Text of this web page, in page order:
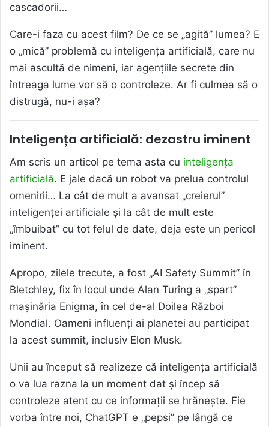
cascadorii…
Care-i faza cu acest film? De ce se „agită” lumea? E
o „mică” problemă cu inteligența artificială, care nu
mai ascultă de nimeni, iar agențiile secrete din
întreaga lume vor să o controleze. Ar fi culmea să o
distrugă, nu-i așa?
Inteligența artificială: dezastru iminent
Am scris un articol pe tema asta cu inteligența
artificială. E jale dacă un robot va prelua controlul
omenirii… La cât de mult a avansat „creierul”
inteligenței artificiale și la cât de mult este
„îmbuibat” cu tot felul de date, deja este un pericol
iminent.
Apropo, zilele trecute, a fost „AI Safety Summit” în
Bletchley, fix în locul unde Alan Turing a „spart”
mașinăria Enigma, în cel de-al Doilea Război
Mondial. Oameni influenți ai planetei au participat
la acest summit, inclusiv Elon Musk.
Unii au început să realizeze că inteligența artificială
o va lua razna la un moment dat și încep să
controleze atent cu ce informații se hrănește. Fie
vorba între noi, ChatGPT e „pepsi” pe lângă ce